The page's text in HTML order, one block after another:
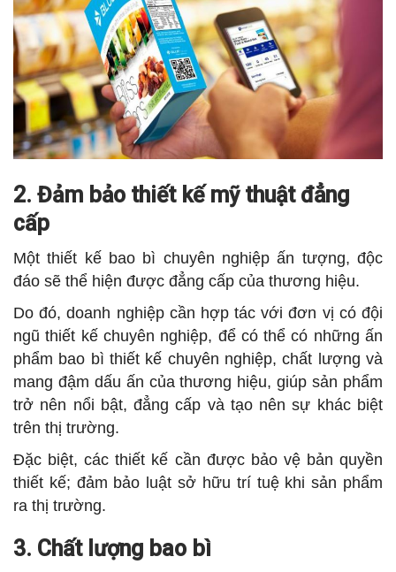
2. Đảm bảo thiết kế mỹ thuật đẳng
cấp
Một thiết kế bao bì chuyên nghiệp ấn tượng, độc
đáo sẽ thể hiện được đẳng cấp của thương hiệu.
Do đó, doanh nghiệp cần hợp tác với đơn vị có đội
ngũ thiết kế chuyên nghiệp, để có thể có những ấn
phẩm bao bì thiết kế chuyên nghiệp, chất lượng và
mang đậm dấu ấn của thương hiệu, giúp sản phẩm
trở nên nổi bật, đẳng cấp và tạo nên sự khác biệt
trên thị trường.
Đặc biệt, các thiết kế cần được bảo vệ bản quyền
thiết kế; đảm bảo luật sở hữu trí tuệ khi sản phẩm
ra thị trường.
3. Chất lượng bao bì